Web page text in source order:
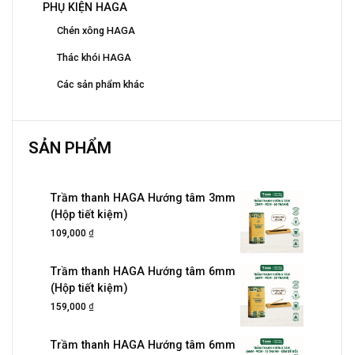
PHỤ KIỆN HAGA
Chén xông HAGA
Thác khói HAGA
Các sản phẩm khác
SẢN PHẨM
Trầm thanh HAGA Hướng tâm 3mm
(Hộp tiết kiệm)
109,000 ₫
Trầm thanh HAGA Hướng tâm 6mm
(Hộp tiết kiệm)
159,000 ₫
Trầm thanh HAGA Hướng tâm 6mm